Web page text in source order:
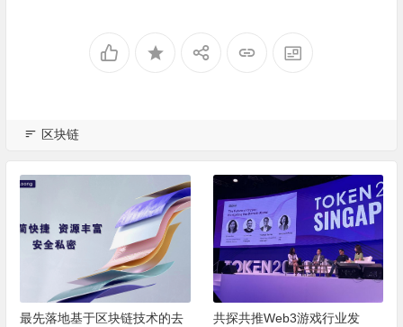
区块链
最先落地基于区块链技术的去
共探共推Web3游戏行业发